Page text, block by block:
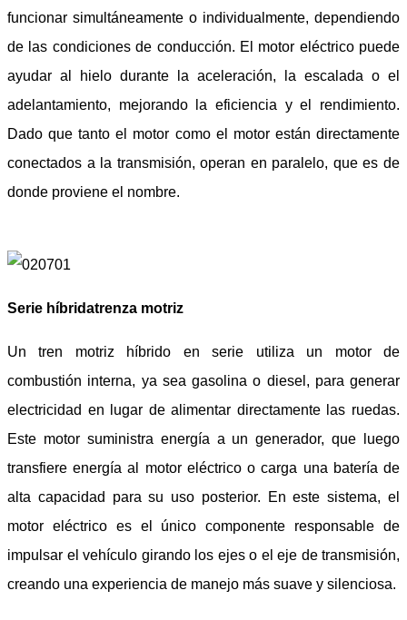
funcionar simultáneamente o individualmente, dependiendo
de las condiciones de conducción. El motor eléctrico puede
ayudar al hielo durante la aceleración, la escalada o el
adelantamiento, mejorando la eficiencia y el rendimiento.
Dado que tanto el motor como el motor están directamente
conectados a la transmisión, operan en paralelo, que es de
donde proviene el nombre.
Serie híbridatrenza motriz
Un tren motriz híbrido en serie utiliza un motor de
combustión interna, ya sea gasolina o diesel, para generar
electricidad en lugar de alimentar directamente las ruedas.
Este motor suministra energía a un generador, que luego
transfiere energía al motor eléctrico o carga una batería de
alta capacidad para su uso posterior. En este sistema, el
motor eléctrico es el único componente responsable de
impulsar el vehículo girando los ejes o el eje de transmisión,
creando una experiencia de manejo más suave y silenciosa.